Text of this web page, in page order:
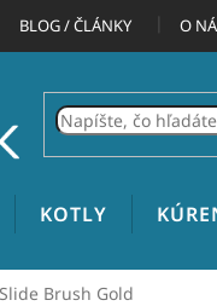
BLOG / ČLÁNKY O
KOTLY
Brush Gold